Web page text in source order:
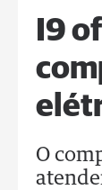
I9
O